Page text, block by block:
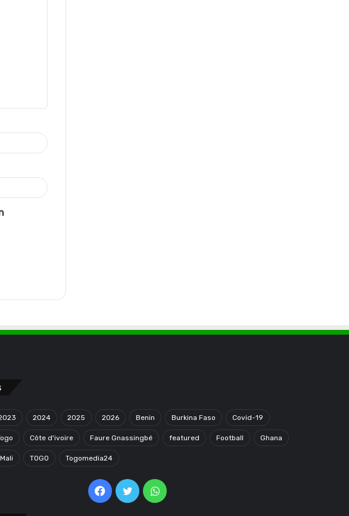
2024 2025 2026 Benin Burkina Faso Covid-19
Côte d'ivoire Faure Gnassingbé featured Football Ghana
Mali TOGO Togomedia24
Facebook
TwitterWhatsApp